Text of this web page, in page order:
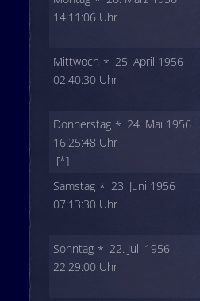
14:11:06 Uhr
Mittwoch
25. April 1956
02:40:30 Uhr
Donnerstag
24. Mai 1956
16:25:48 Uhr
[*]
Samstag
23. Juni 1956
07:13:30 Uhr
Sonntag
22. Juli 1956
22:29:00 Uhr